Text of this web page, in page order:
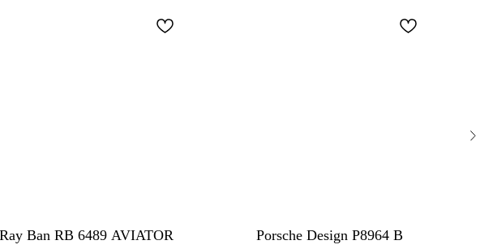
Ray Ban RB 6489 AVIATOR Porsche Design P8964 B